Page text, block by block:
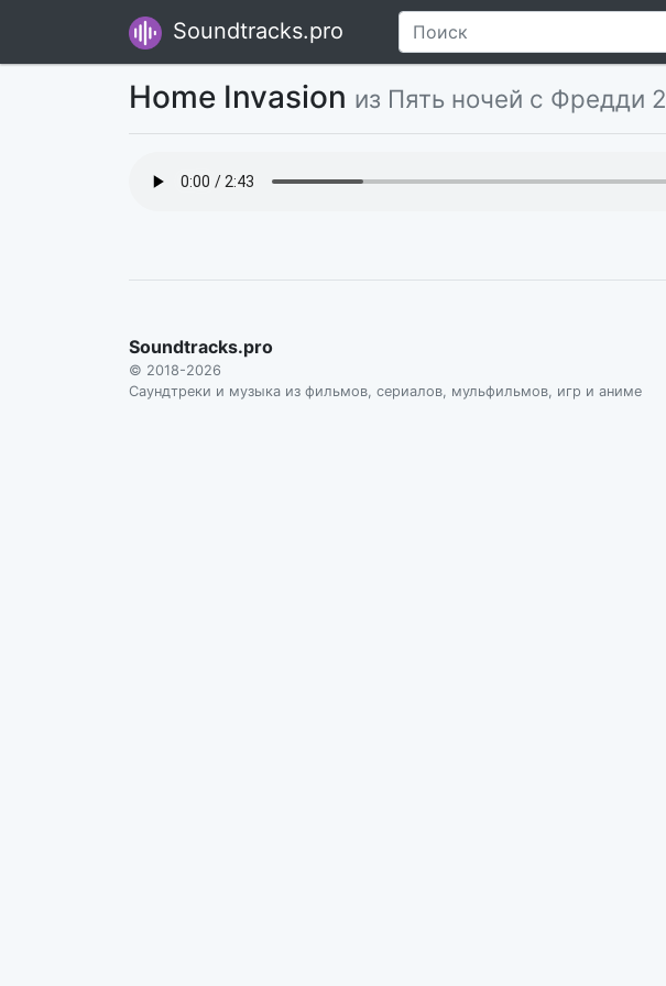
Soundtracks.pro
Home Invasion из Пять ночей с Фредди 2
Soundtracks.pro
© 2018-2026
Саундтреки и музыка из фильмов, сериалов, мульфильмов, игр и аниме